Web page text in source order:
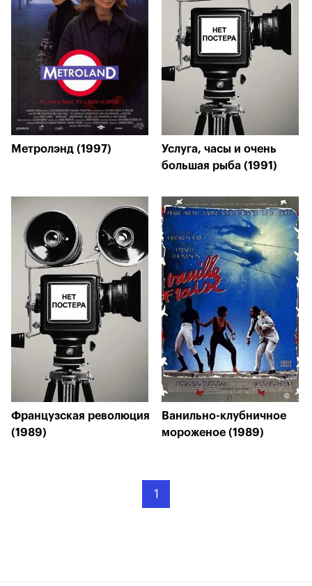
Метролэнд (1997)
Услуга, часы и очень
большая рыба (1991)
Французская революция
(1989)
Ванильно-клубничное
мороженое (1989)
1